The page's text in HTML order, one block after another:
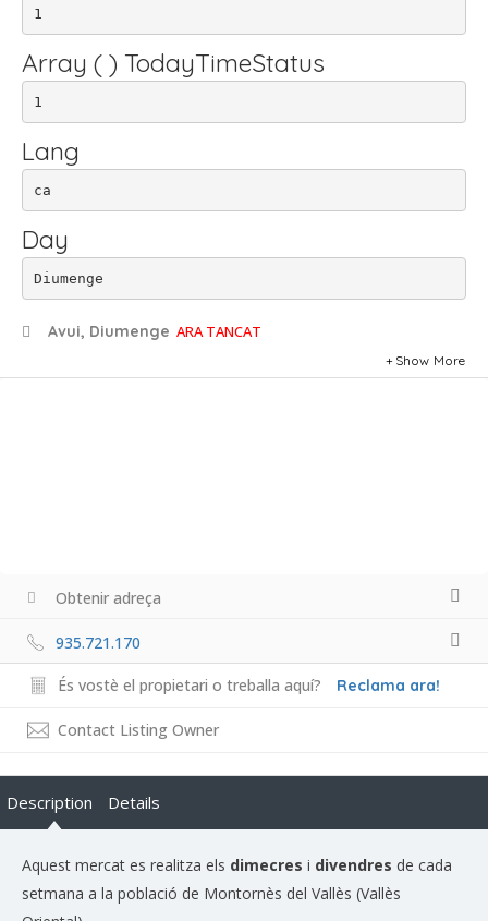
1
Array ( ) TodayTimeStatus
1
Lang
ca
Day
Diumenge
Avui, Diumenge ARA TANCAT
Show More
Obtenir adreça
935.721.170
És vostè el propietari o treballa aquí? Reclama ara!
Contact Listing Owner
Description Details
Aquest mercat es realitza els dimecres i divendres de cada
setmana a la població de Montornès del Vallès (Vallès